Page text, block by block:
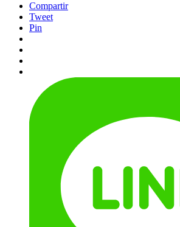
Compartir
Tweet
Pin